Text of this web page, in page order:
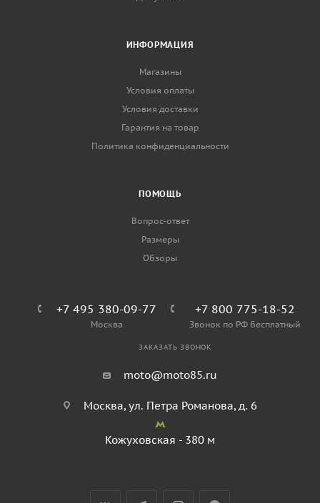
ИНФОРМАЦИЯ
Магазины
Условия оплаты
Условия доставки
Гарантия на товар
Политика конфиденциальности
ПОМОЩЬ
Вопрос-ответ
Размеры
Обзоры
+7 495 380-09-77
Москва
+7 800 775-18-52
Звонок по РФ бесплатный
ЗАКАЗАТЬ ЗВОНОК
moto@moto85.ru
Москва, ул. Петра Романова, д. 6
Кожуховская - 380 м